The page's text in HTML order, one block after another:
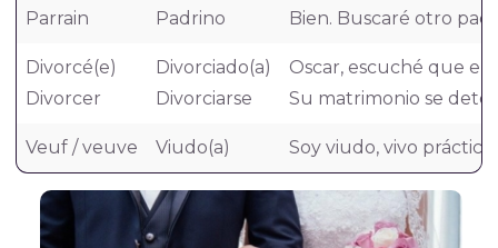
Parrain Padrino Bien. Buscaré otro
Divorcé(e)
Divorcer
Divorciado(a)
Divorciarse
Oscar, escuché que
Su matrimonio se
Veuf / veuve Viudo(a) Soy viudo, vivo